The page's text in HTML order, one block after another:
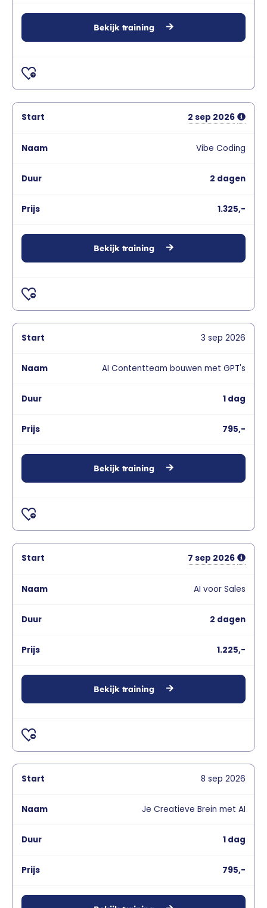
Bekijk training
2 sep 2026
Vibe Coding
2 dagen
1.325,-
Bekijk training
3 sep 2026
AI Contentteam bouwen met GPT's
1 dag
795,-
Bekijk training
7 sep 2026
AI voor Sales
2 dagen
1.225,-
Bekijk training
8 sep 2026
Je Creatieve Brein met AI
1 dag
795,-